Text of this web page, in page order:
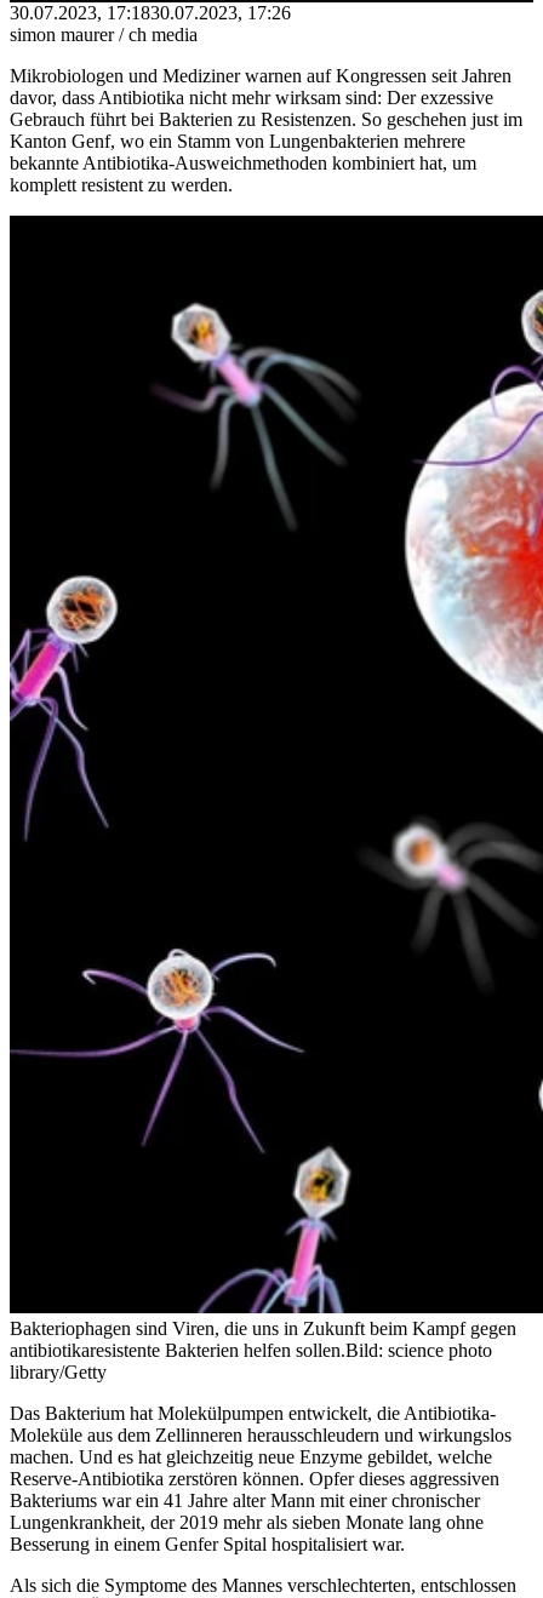
30.07.2023, 17:1830.07.2023, 17:26
simon maurer / ch media
Mikrobiologen und Mediziner warnen auf Kongressen seit Jahren
davor, dass Antibiotika nicht mehr wirksam sind: Der exzessive
Gebrauch führt bei Bakterien zu Resistenzen. So geschehen just im
Kanton Genf, wo ein Stamm von Lungenbakterien mehrere
bekannte Antibiotika-Ausweichmethoden kombiniert hat, um
komplett resistent zu werden.
Bakteriophagen sind Viren, die uns in Zukunft beim Kampf gegen
antibiotikaresistente Bakterien helfen sollen.Bild: science photo
library/Getty
Das Bakterium hat Molekülpumpen entwickelt, die Antibiotika-
Moleküle aus dem Zellinneren herausschleudern und wirkungslos
machen. Und es hat gleichzeitig neue Enzyme gebildet, welche
Reserve-Antibiotika zerstören können. Opfer dieses aggressiven
Bakteriums war ein 41 Jahre alter Mann mit einer chronischer
Lungenkrankheit, der 2019 mehr als sieben Monate lang ohne
Besserung in einem Genfer Spital hospitalisiert war.
Als sich die Symptome des Mannes verschlechterten, entschlossen